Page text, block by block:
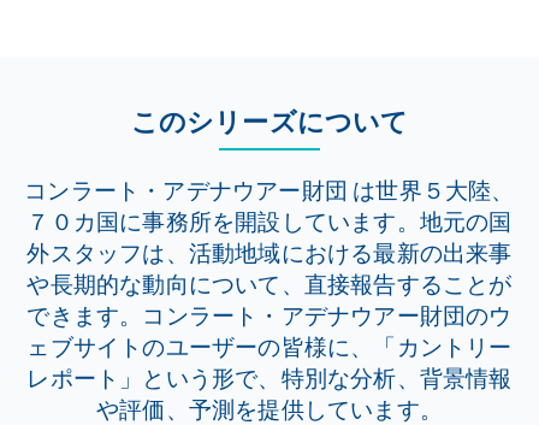
このシリーズについて
コンラート・アデナウアー財団 は世界５大陸、
７０カ国に事務所を開設しています。地元の国
外スタッフは、活動地域における最新の出来事
や長期的な動向について、直接報告することが
できます。コンラート・アデナウアー財団のウ
ェブサイトのユーザーの皆様に、「カントリー
レポート」という形で、特別な分析、背景情報
や評価、予測を提供しています。